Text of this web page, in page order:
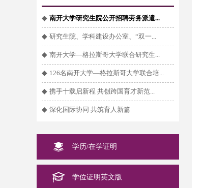
◆ 南开大学研究生院公开招聘劳务派遣...
◆ 研究生院、学科建设办公室、“双一...
◆ 南开大学—格拉斯哥大学联合研究生...
◆ 126名南开大学—格拉斯哥大学联合培...
◆ 携手十载启新程 共创跨国育才新范...
◆ 深化国际协同 共筑育人新篇
学历/在学证明
学位证明英文版